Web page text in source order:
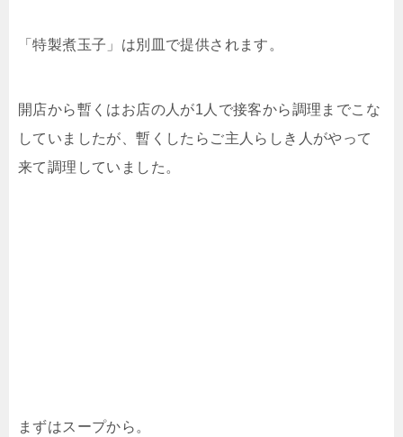
「特製煮玉子」は別皿で提供されます。
開店から暫くはお店の人が1人で接客から調理までこな
していましたが、暫くしたらご主人らしき人がやって
来て調理していました。
まずはスープから。